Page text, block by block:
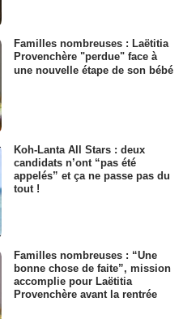
Familles nombreuses : Laëtitia
Provenchère "perdue" face à
une nouvelle étape de son bébé
Koh-Lanta All Stars : deux
candidats n’ont “pas été
appelés” et ça ne passe pas du
tout !
Familles nombreuses : “Une
bonne chose de faite”, mission
accomplie pour Laëtitia
Provenchère avant la rentrée